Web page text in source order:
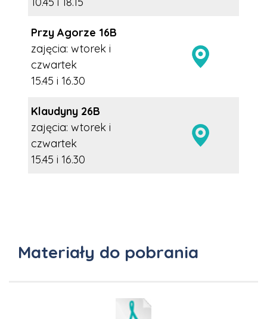
Przy Agorze 16B
zajęcia: wtorek i
czwartek
15.45 i 16.30
Klaudyny 26B
zajęcia: wtorek i
czwartek
15.45 i 16.30
Materiały do pobrania